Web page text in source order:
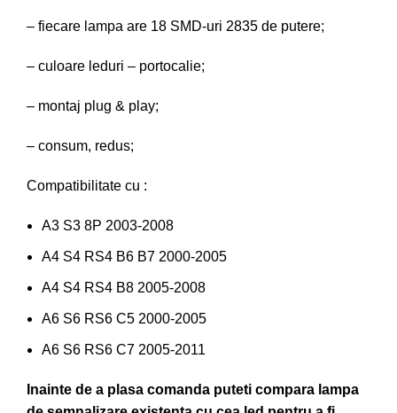
– fiecare lampa are 18 SMD-uri 2835 de putere;
– culoare leduri – portocalie;
– montaj plug & play;
– consum, redus;
Compatibilitate cu :
A3 S3 8P 2003-2008
A4 S4 RS4 B6 B7 2000-2005
A4 S4 RS4 B8 2005-2008
A6 S6 RS6 C5 2000-2005
A6 S6 RS6 C7 2005-2011
Inainte de a plasa comanda puteti compara lampa